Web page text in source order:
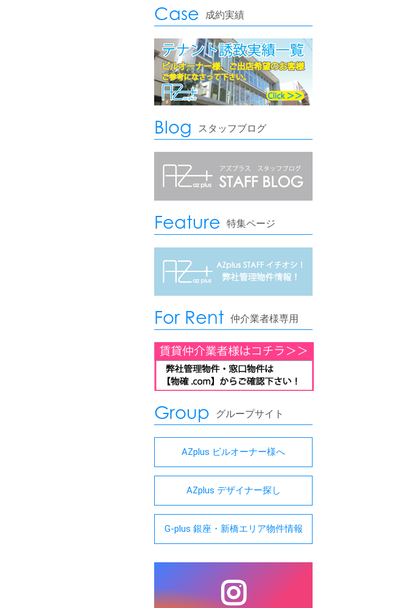
Case 成約実績
Blog スタッフブログ
Feature 特集ページ
For Rent 仲介業者様専用
Group グループサイト
AZplus ビルオーナー様へ
AZplus デザイナー探し
G-plus 銀座・新橋エリア物件情報